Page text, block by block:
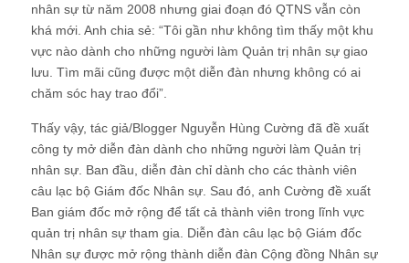
nhân sự từ năm 2008 nhưng giai đoạn đó QTNS vẫn còn
khá mới. Anh chia sẻ: “Tôi gần như không tìm thấy một khu
vực nào dành cho những người làm Quản trị nhân sự giao
lưu. Tìm mãi cũng được một diễn đàn nhưng không có ai
chăm sóc hay trao đổi”.
Thấy vậy, tác giả/Blogger Nguyễn Hùng Cường đã đề xuất
công ty mở diễn đàn dành cho những người làm Quản trị
nhân sự. Ban đầu, diễn đàn chỉ dành cho các thành viên
câu lạc bộ Giám đốc Nhân sự. Sau đó, anh Cường đề xuất
Ban giám đốc mở rộng để tất cả thành viên trong lĩnh vực
quản trị nhân sự tham gia. Diễn đàn câu lạc bộ Giám đốc
Nhân sự được mở rộng thành diễn đàn Cộng đồng Nhân sự